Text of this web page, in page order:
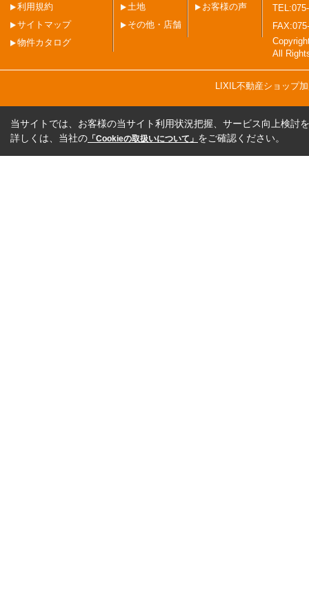
利用規約
サイトマップ
物件カタログ
土地
その他・店舗
お客様の声
All
LIXIL不動産ショップ
当サイトでは、お客様の当サイト利用状況把握、サービス向上検討
詳しくは、当社の 「Cookieの取扱いについて」 をご確認ください。